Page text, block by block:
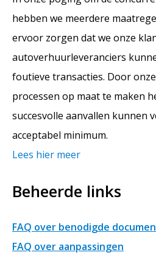
hebben we meerdere
ervoor zorgen dat we onze
autoverhuurleveranciers
foutieve transacties. Door
processen op maat te maken
succesvolle aanvallen kunnen
acceptabel minimum.
Lees hier meer
Beheerde links
FAQ over benodigde
FAQ over aanpassingen